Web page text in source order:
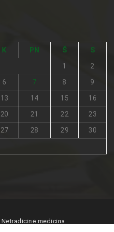
K PN Š S
1 2
6 7 8 9
13 14 15 16
20 21 22 23
27 28 29 30
Netradicinė medicina .